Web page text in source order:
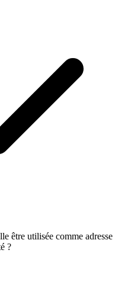
être utilisée comme adresse
?